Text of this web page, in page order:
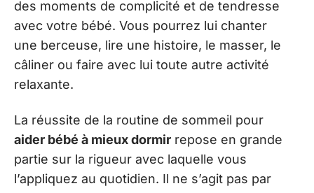
des moments de complicité et de tendresse
avec votre bébé. Vous pourrez lui chanter
une berceuse, lire une histoire, le masser, le
câliner ou faire avec lui toute autre activité
relaxante.
La réussite de la routine de sommeil pour
aider bébé à mieux dormir repose en grande
partie sur la rigueur avec laquelle vous
l’appliquez au quotidien. Il ne s’agit pas par